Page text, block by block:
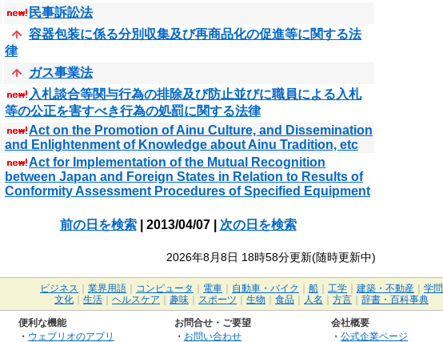
民事訴訟法
容器包装に係る分別収集及び再商品化の促進等に関する法
律
ガス事業法
入札談合等関与行為の排除及び防止並びに職員による入札
等の公正を害すべき行為の処罰に関する法律
Act on the Promotion of Ainu Culture, and Dissemination
and Enlightenment of Knowledge about Ainu Tradition, etc
Act for Implementation of the Mutual Recognition
between Japan and Foreign States in Relation to Results of
Conformity Assessment Procedures of Specified Equipment
前の日を検索| 2013/04/07 | 次の日を検索
2026年8月8日 18時58分更新(随時更新中)
ビジネス 業界用語 コンピュータ 電車 自動車・バイク 船 工学 建築・不動産
学問
文化
生活 ヘルスケア 趣味 スポーツ 生物 食品 人名 方言 辞書・百科事典
便利な機能
・ ウェブリオのアプリ
お問合せ・ご要望
・ お問い合わせ
会社概要
・ 公式企業ページ